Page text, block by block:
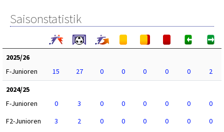
Saisonstatistik
2025/26
F-Junioren
15 27 0 0 0 0 0
2
2024/25
F-Junioren
0 3 0 0 0 0 0
0
F2-Junioren
3 2 0 0 0 0 0 0